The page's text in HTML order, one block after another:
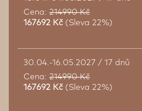
Cena: 214990 Kč
167692 Kč (Sleva 22%)
30.04.-16.05.2027 / 17 dnů
Cena: 214990 Kč
167692 Kč (Sleva 22%)